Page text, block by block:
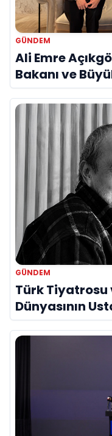
GÜNDEM
Ali Emre
Bakanı ve
Bir Araya Geldi
GÜNDEM
Türk Tiyatrosu
Dünyasının
Hayatını